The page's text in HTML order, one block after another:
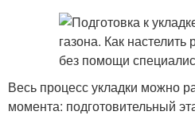
Весь процесс укладки можно
момента: подготовительный